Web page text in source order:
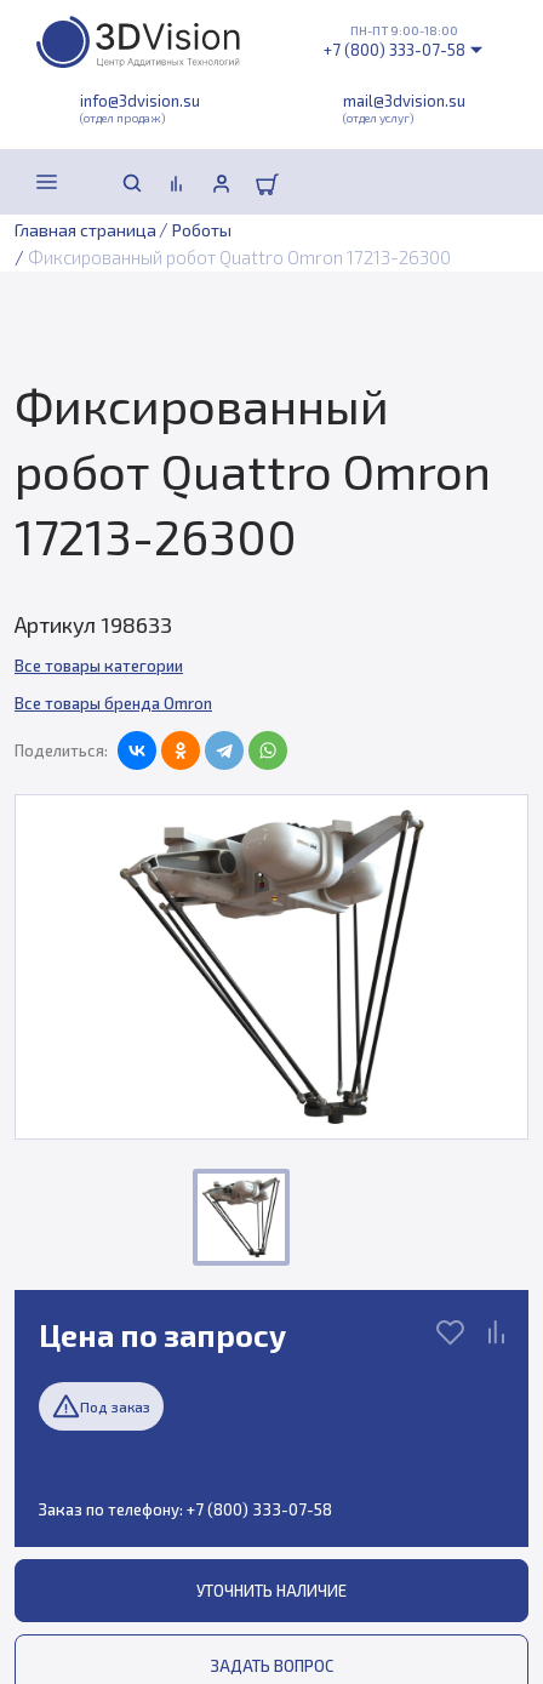
info@3dvision.su
(отдел продаж)
mail@3dvision.su
(отдел услуг)
ПН-ПТ 9:00-18:00
+7 (800) 333-07-58
Главная страница / Роботы
/ Фиксированный робот Quattro Omron 17213-26300
Фиксированный
робот Quattro Omron
17213-26300
Артикул 198633
Все товары категории
Все товары бренда Omron
Поделиться:
Цена по запросу
Под заказ
Заказ по телефону: +7 (800) 333-07-58
УТОЧНИТЬ НАЛИЧИЕ
ЗАДАТЬ ВОПРОС